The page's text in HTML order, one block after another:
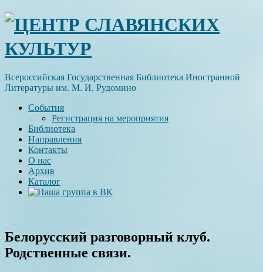
Skip
content
ЦЕНТР СЛАВЯНСКИХ
КУЛЬТУР
Всероссийская Государственная Библиотека Иностранной
Литературы им. М. И. Рудомино
События
Регистрация на мероприятия
Библиотека
Направления
Контакты
О нас
Архив
Каталог
Белорусский разговорный клуб.
Родственные связи.